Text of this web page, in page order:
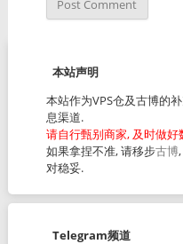
本站声明
本站作为VPS仓及古博的
息渠道.
请自行甄别商家, 及时做
如果拿捏不准, 请移步古博
对稳妥.
Telegram频道